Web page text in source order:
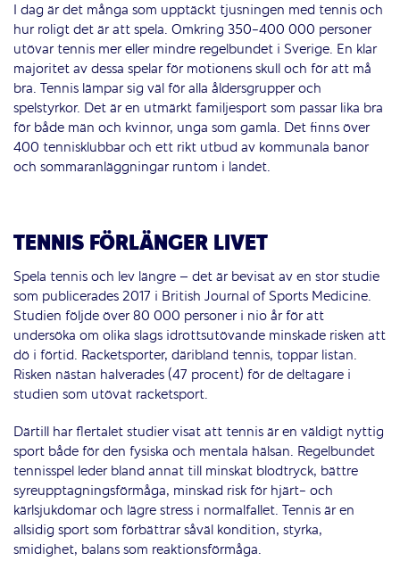
I dag är det många som upptäckt tjusningen med tennis och
hur roligt det är att spela. Omkring 350-400 000 personer
utövar tennis mer eller mindre regelbundet i Sverige. En klar
majoritet av dessa spelar för motionens skull och för att må
bra. Tennis lämpar sig väl för alla åldersgrupper och
spelstyrkor. Det är en utmärkt familjesport som passar lika bra
för både män och kvinnor, unga som gamla. Det finns över
400 tennisklubbar och ett rikt utbud av kommunala banor
och sommaranläggningar runtom i landet.
TENNIS FÖRLÄNGER LIVET
Spela tennis och lev längre – det är bevisat av en stor studie
som publicerades 2017 i British Journal of Sports Medicine.
Studien följde över 80 000 personer i nio år för att
undersöka om olika slags idrottsutövande minskade risken att
dö i förtid. Racketsporter, däribland tennis, toppar listan.
Risken nästan halverades (47 procent) för de deltagare i
studien som utövat racketsport.
Därtill har flertalet studier visat att tennis är en väldigt nyttig
sport både för den fysiska och mentala hälsan. Regelbundet
tennisspel leder bland annat till minskat blodtryck, bättre
syreupptagningsförmåga, minskad risk för hjärt- och
kärlsjukdomar och lägre stress i normalfallet. Tennis är en
allsidig sport som förbättrar såväl kondition, styrka,
smidighet, balans som reaktionsförmåga.